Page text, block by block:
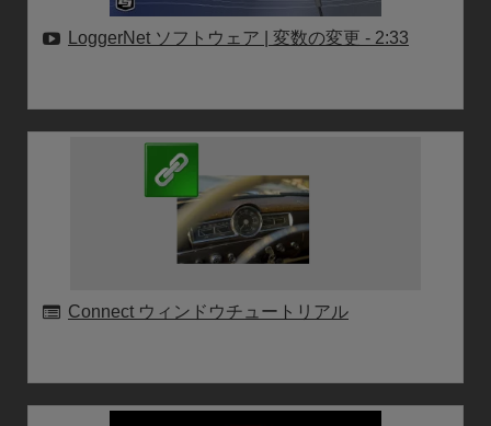
LoggerNet ソフトウェア | 変数の変更 - 2:33
Connect ウィンドウチュートリアル